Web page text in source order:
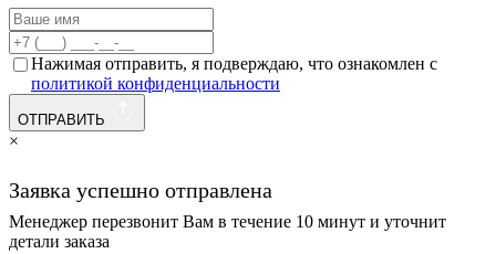
Нажимая отправить, я подверждаю, что ознакомлен с
политикой конфиденциальности
ОТПРАВИТЬ
×
Заявка успешно отправлена
Менеджер перезвонит Вам в течение 10 минут и уточнит
детали заказа